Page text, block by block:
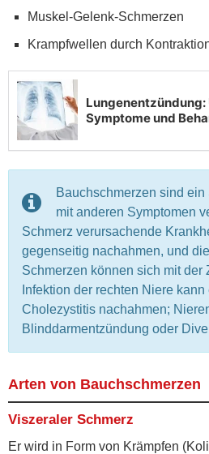
Muskel-Gelenk-Schmerzen
Krampfwellen durch
Bauchschmerzen sind
mit anderen Symptomen
Schmerz verursachende
gegenseitig nachahmen, und
Schmerzen können sich mit der
Infektion der rechten Niere
Cholezystitis nachahmen;
Blinddarmentzündung oder
Arten von Bauchschmerzen
Viszeraler Schmerz
Er wird in Form von Krämpfen